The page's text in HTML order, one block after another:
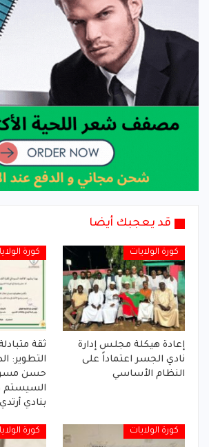
قد يعجبك أيضا
كورة الولايات
إعادة هيكلة مجلس إدارة
نادي الجسر اعتماداً على
النظام الأساسي
كورة
ثقة
التطوير:
حسن
السيستم
بنادي أرتدي
كورة الولايات كورة